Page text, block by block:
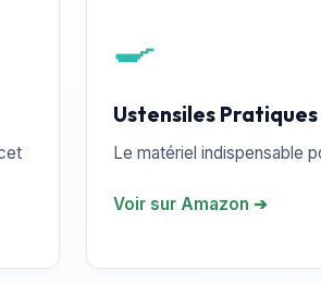
🍳
Ustensiles Pratiques
Le matériel indispensable
Voir sur Amazon ➔